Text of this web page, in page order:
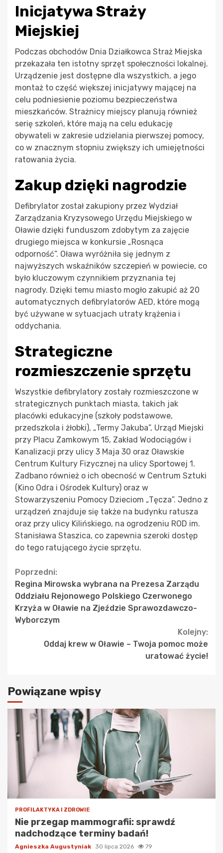
Inicjatywa Straży
Miejskiej
Podczas obchodów Dnia Działkowca Straż Miejska
przekazała ten istotny sprzęt społeczności lokalnej.
Urządzenie jest dostępne dla wszystkich, a jego
montaż to część większej inicjatywy mającej na
celu podniesienie poziomu bezpieczeństwa
mieszkańców. Strażnicy miejscy planują również
serię szkoleń, które mają na celu edukację
obywateli w zakresie udzielania pierwszej pomocy,
co w znacznym stopniu zwiększy ich umiejętności
ratowania życia.
Zakup dzięki nagrodzie
Defibrylator został zakupiony przez Wydział
Zarządzania Kryzysowego Urzędu Miejskiego w
Oławie dzięki funduszom zdobytym za zajęcie
drugiego miejsca w konkursie „Rosnąca
odporność”. Oława wyróżniła się jednym z
najwyższych wskaźników szczepień w powiecie, co
było kluczowym czynnikiem przyznania tej
nagrody. Dzięki temu miasto mogło zakupić aż 20
automatycznych defibrylatorów AED, które mogą
być używane w sytuacjach utraty krążenia i
oddychania.
Strategiczne
rozmieszczenie sprzętu
Wszystkie defibrylatory zostały rozmieszczone w
strategicznych punktach miasta, takich jak
placówki edukacyjne (szkoły podstawowe,
przedszkola i żłobki), „Termy Jakuba”, Urząd Miejski
przy Placu Zamkowym 15, Zakład Wodociągów i
Kanalizacji przy ulicy 3 Maja 30 oraz Oławskie
Centrum Kultury Fizycznej na ulicy Sportowej 1.
Zadbano również o ich obecność w Centrum Sztuki
(Kino Odra i Ośrodek Kultury) oraz w
Stowarzyszeniu Pomocy Dzieciom „Tęcza”. Jedno z
urządzeń znajduje się także na budynku ratusza
oraz przy ulicy Kilińskiego, na ogrodzeniu ROD im.
Stanisława Staszica, co zapewnia szeroki dostęp
do tego ratującego życie sprzętu.
Continue
Reading
Poprzedni:
Regina Mirowska wybrana na Prezesa Zarządu
Oddziału Rejonowego Polskiego Czerwonego
Krzyża w Oławie na Zjeździe Sprawozdawczo-
Wyborczym
Kolejny:
Oddaj krew w Oławie – Twoja pomoc może
uratować życie!
Powiązane wpisy
PROFILAKTYKA I ZDROWIE
Nie przegap mammografii: sprawdź
nadchodzące terminy badań!
Agnieszka Augustyniak 30 lipca 2026 79